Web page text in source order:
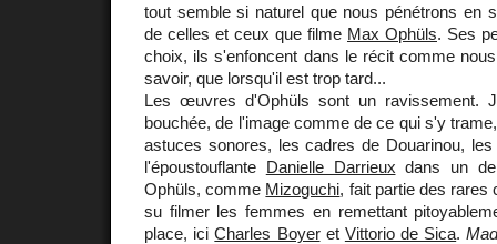
tout semble si naturel que nous pénétrons en
de celles et ceux que filme Max Ophüls. Ses
choix, ils s'enfoncent dans le récit comme
savoir, que lorsqu'il est trop tard...
Les œuvres d'Ophüls sont un ravissement.
bouchée, de l'image comme de ce qui s'y
astuces sonores, les cadres de Douarinou,
l'époustouflante Danielle Darrieux dans un
Ophüls, comme Mizoguchi, fait partie des rares
su filmer les femmes en remettant
place, iciCharles Boyeret Vittorio de Sica.